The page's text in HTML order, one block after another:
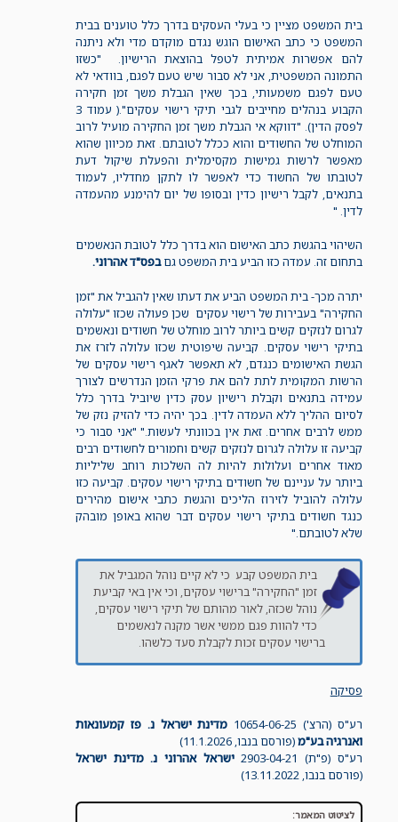
בית המשפט מציין כי בעלי העסקים בדרך כלל טוענים בבית
המשפט כי כתב האישום הוגש נגדם מוקדם מדי ולא ניתנה
להם אפשרות אמיתית לטפל בהוצאת הרישיון. "כשזו
התמונה המשפטית, אני לא סבור שיש טעם לפגם, בוודאי לא
טעם לפגם משמעותי, בכך שאין הגבלת משך זמן חקירה
הקבוע בנהלים מחייבים לגבי תיקי רישוי עסקים".( עמוד 3
לפסק הדין). "דווקא אי הגבלת משך זמן החקירה מועיל לרוב
המוחלט של החשודים והוא ככלל לטובתם. זאת מכיוון שהוא
מאפשר לרשות גמישות מקסימלית והפעלת שיקול דעת
לטובתו של החשוד כדי לאפשר לו לתקן מחדליו, לעמוד
בתנאים, לקבל רישיון כדין ובסופו של יום להימנע מהעמדה
לדין. "
השיהוי בהגשת כתב האישום הוא בדרך כלל לטובת הנאשמים
בתחום זה. עמדה כזו הביע בית המשפט גםבפס"ד אהרוני.
יתרה מכך- בית המשפט הביע את דעתו שאין להגביל את "זמן
החקירה" בעבירות של רישוי עסקים שכן פעולה שכזו "עלולה
לגרום לנזקים קשים ביותר לרוב מוחלט של חשודים ונאשמים
בתיקי רישוי עסקים. קביעה שיפוטית שכזו עלולה לזרז את
הגשת האישומים כנגדם, לא תאפשר לאגף רישוי עסקים של
הרשות המקומית לתת להם את פרקי הזמן הנדרשים לצורך
עמידה בתנאים וקבלת רישיון עסק כדין שיוביל בדרך כלל
לסיום ההליך ללא העמדה לדין. בכך יהיה כדי להזיק נזק של
ממש לרבים אחרים. זאת אין בכוונתי לעשות." "אני סבור כי
קביעה זו עלולה לגרום לנזקים קשים וחמורים לחשודים רבים
מאוד אחרים ועלולות להיות לה השלכות רוחב שליליות
ביותר על עניינם של חשודים בתיקי רישוי עסקים. קביעה כזו
עלולה להוביל לזירוז הליכים והגשת כתבי אישום מהירים
כנגד חשודים בתיקי רישוי עסקים דבר שהוא באופן מובהק
שלא לטובתם."
בית המשפט קבע כי לא קיים נוהל המגביל את
זמן "החקירה" ברישוי עסקים, וכי אין באי קביעת
נוהל שכזה, לאור מהותם של תיקי רישוי עסקים,
כדי להוות פגם ממשי אשר מקנה לנאשמים
ברישוי עסקים זכות לקבלת סעד כלשהו.
פסיקה
רע"ס (הרצ') 10654-06-25
מדינת ישראל נ. פז קמעונאות
ואנרגיה בע"מ(פורסם בנבו, 11.1.2026)
רע"ס (פ"ת) 2903-04-21
ישראל אהרוני נ. מדינת ישראל
(פורסם בנבו, 13.11.2022)
לציטוט המאמר: